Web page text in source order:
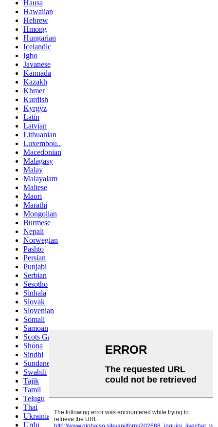
Hausa
Hawaiian
Hebrew
Hmong
Hungarian
Icelandic
Igbo
Javanese
Kannada
Kazakh
Khmer
Kurdish
Kyrgyz
Latin
Latvian
Lithuanian
Luxembou..
Macedonian
Malagasy
Malay
Malayalam
Maltese
Maori
Marathi
Mongolian
Burmese
Nepali
Norwegian
Pashto
Persian
Punjabi
Serbian
Sesotho
Sinhala
Slovak
Slovenian
Somali
Samoan
Scots Gaelic
Shona
Sindhi
Sundanese
Swahili
Tajik
Tamil
Telugu
Thai
Ukrainian
Urdu